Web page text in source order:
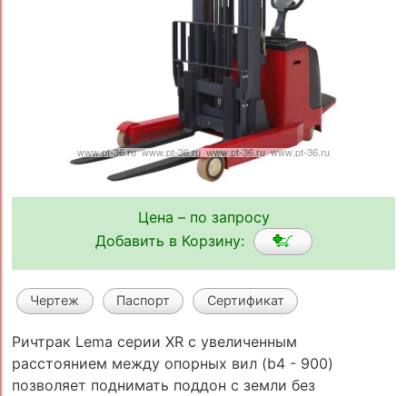
Цена – по запросу
Добавить в Корзину:
Чертеж Паспорт Сертификат
Ричтрак Lema серии XR с увеличенным
расстоянием между опорных вил (b4 - 900)
позволяет поднимать поддон с земли без